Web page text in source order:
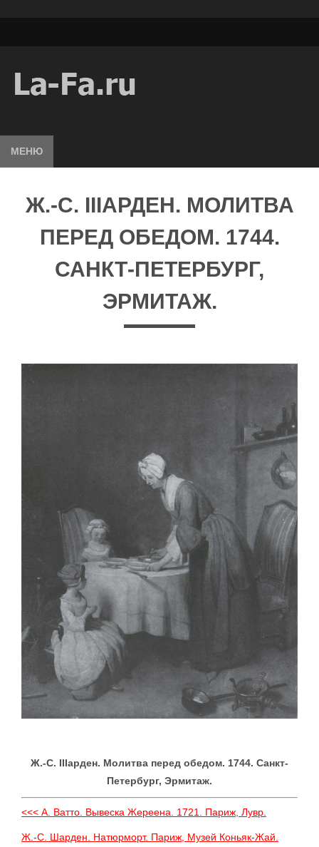
МЕНЮ
Ж.-С. IIIАРДЕН. МОЛИТВА
ПЕРЕД ОБЕДОМ. 1744.
САНКТ-ПЕТЕРБУРГ,
ЭРМИТАЖ.
Ж.-С. IIIарден. Молитва перед обедом. 1744. Санкт-
Петербург, Эрмитаж.
<<< А. Ватто. Вывеска Жереена. 1721. Париж, Лувр.
Ж.-С. Шарден. Натюрморт. Париж, Музей Коньяк-Жай.